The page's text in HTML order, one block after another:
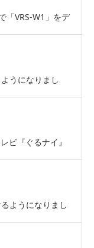
「VRS-W1」をデ
うになりまし
ビ『ぐるナイ』
ようになりまし